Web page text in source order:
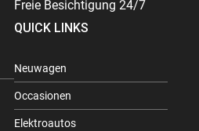
Freie Besichtigung 24/7
QUICK LINKS
Neuwagen
Occasionen
Elektroautos